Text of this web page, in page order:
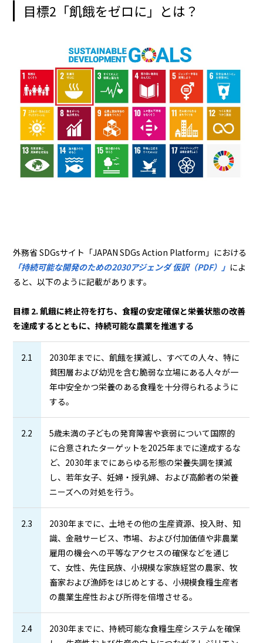
目標2「飢餓をゼロに」とは？
外務省 SDGsサイト「JAPAN SDGs Action Platform」における
「持続可能な開発のための2030アジェンダ 仮訳（PDF）」 によ
ると、以下のように記載があります。
目標 2. 飢餓に終止符を打ち、食糧の安定確保と栄養状態の改善
を達成するとともに、持続可能な農業を推進する
2.1
2030年までに、飢餓を撲滅し、すべての人々、特に
貧困層および幼児を含む脆弱な立場にある人々が一
年中安全かつ栄養のある食糧を十分得られるように
する。
2.2
5歳未満の子どもの発育障害や衰弱について国際的
に合意されたターゲットを2025年までに達成するな
ど、2030年までにあらゆる形態の栄養失調を撲滅
し、若年女子、妊婦・授乳婦、および高齢者の栄養
ニーズへの対処を行う。
2.3
2030年までに、土地その他の生産資源、投入財、知
識、金融サービス、市場、および付加価値や非農業
雇用の機会への平等なアクセスの確保などを通じ
て、女性、先住民族、小規模な家族経営の農家、牧
畜家および漁師をはじめとする、小規模食糧生産者
の農業生産性および所得を倍増させる。
2.4
2030年までに、持続可能な食糧生産システムを確保